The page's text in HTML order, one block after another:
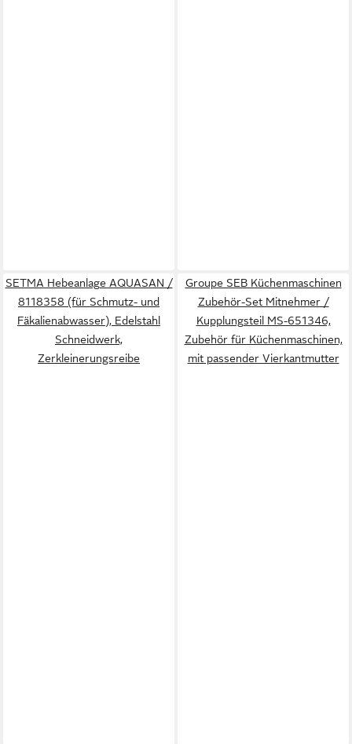
SETMA Hebeanlage AQUASAN /
8118358 (für Schmutz- und
Fäkalienabwasser), Edelstahl
Schneidwerk,
Zerkleinerungsreibe
Groupe SEB Küchenmaschinen
Zubehör-Set Mitnehmer /
Kupplungsteil MS-651346,
Zubehör für Küchenmaschinen,
mit passender Vierkantmutter